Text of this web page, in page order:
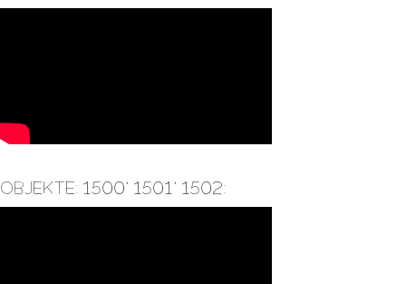
Objekte: 1500, 1501, 1502: